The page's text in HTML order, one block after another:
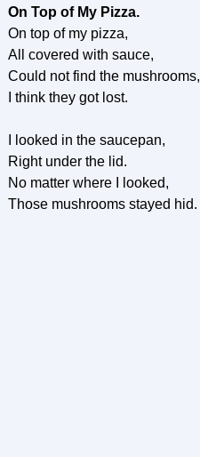
On Top of My Pizza.
On top of my pizza,
All covered with sauce,
Could not find the mushrooms,
I think they got lost.
I looked in the saucepan,
Right under the lid.
No matter where I looked,
Those mushrooms stayed hid.